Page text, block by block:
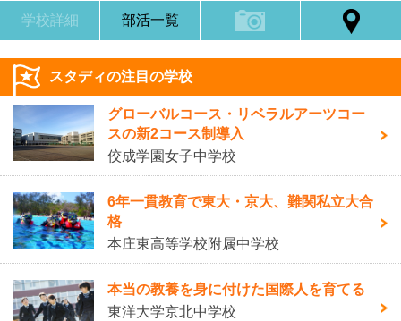
学校詳細 部活一覧
スタディの注目の学校
グローバルコース・リベラルアーツコー
スの新2コース制導入
佼成学園女子中学校
6年一貫教育で東大・京大、難関私立大合
格
本庄東高等学校附属中学校
本当の教養を身に付けた国際人を育てる
東洋大学京北中学校